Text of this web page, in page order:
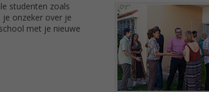
studenten zoals
je onzeker over je
met je nieuwe